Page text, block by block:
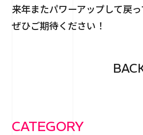
来年またパワーアップして戻っ
ぜひご期待ください！
CATEGORY